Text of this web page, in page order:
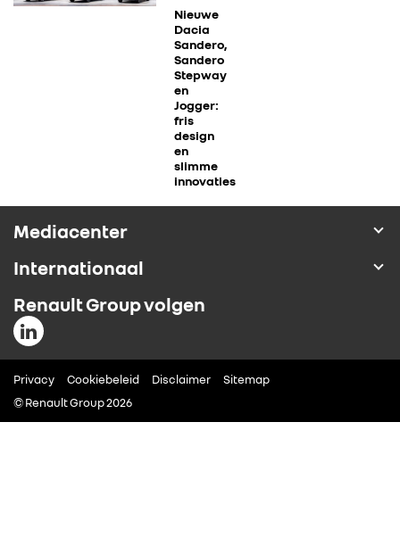
RENAULT
IN DE MEDIA
CONTACT
Nieuwe
Dacia
Sandero,
Sandero
Stepway
en
Jogger:
fris
design
en
slimme
innovaties
Mediacenter
Internationaal
Renault Group volgen
Privacy Cookiebeleid Disclaimer
Sitemap
© Renault Group 2026